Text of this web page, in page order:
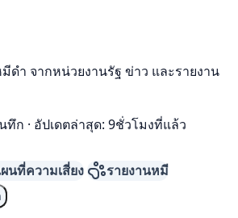
ำ จากหน่วยงานรัฐ ข่าว และรายงาน
ทึก · อัปเดตล่าสุด: 9ชั่วโมงที่แล้ว
นที่ความเสี่ยง รายงานหมี